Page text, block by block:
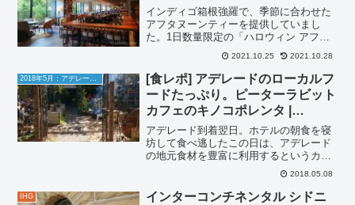
INDIGO HAKONE GORA
インディゴ箱根強羅で、季節に合わせた
アフタヌーンティーを提供していまし
た。1日数量限定の「ハロウィン アフタ
ヌーンティーセット」を発注してみまし
た。15種類のお茶・コーヒー・ハーブテ
ィーが飲み放題！INDIGOさんお飲み物は
好きなだけお選び...
2021.10.25 2021.10.28
2018年5月：アデレード旅行
[食レポ] アデレードのローカルフ
ードたっぷり。ピーターラビット
カフェのキノコポレンタ |
PETER RABBiT ADELAIDE
アデレード到着翌日。ホテルの朝食を寝
坊して食べ逃したこの日は、アデレード
の地元食材を豊富に利用するというカフ
ェPETER RABBiTに行ってみました。
PETER RABBiTへのアクセスランドルモ
ールからHindly Streetを西へ真...
2018.05.08
IHG
インターコンチネンタル シドニ